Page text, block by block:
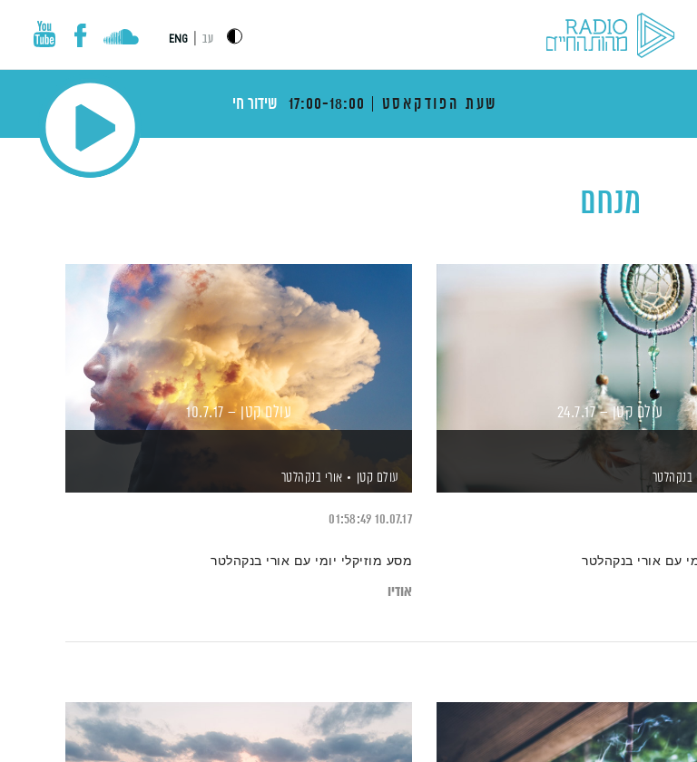
עב ENG
שעת הפודקאסט 17:00-18:00 שידור חי
מנחם
עולם קטן – 24.7.17
בנקהלטר
עם אורי בנקהלטר
עולם קטן – 10.7.17
עולם קטן אורי בנקהלטר
10.07.17
01:58:49
מסע מוזיקלי יומי עם אורי בנקהלטר
אודיו